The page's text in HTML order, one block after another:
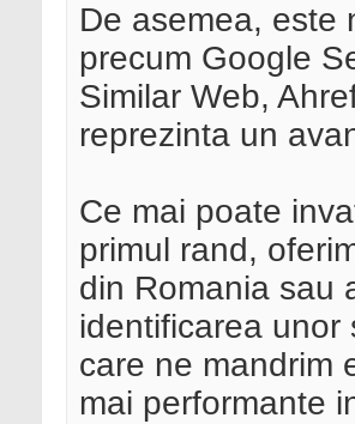
De asemea, este
precum Google
Similar Web,
reprezinta un
Ce mai poate
primul rand,
din Romania sau
identificarea unor
care ne mandrim
mai performante